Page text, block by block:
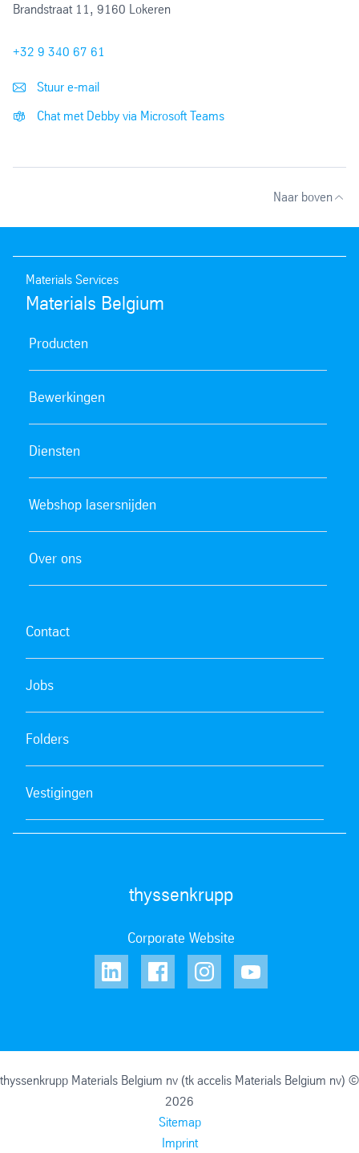
Brandstraat 11, 9160 Lokeren
+32 9 340 67 61
Stuur e-mail
Chat met Debby via Microsoft Teams
Naar boven
Materials Services
Materials Belgium
Producten
Bewerkingen
Diensten
Webshop lasersnijden
Over ons
Contact
Jobs
Folders
Vestigingen
thyssenkrupp
Corporate Website
thyssenkrupp Materials Belgium nv (tk accelis Materials Belgium nv) ©
2026
Sitemap
Imprint